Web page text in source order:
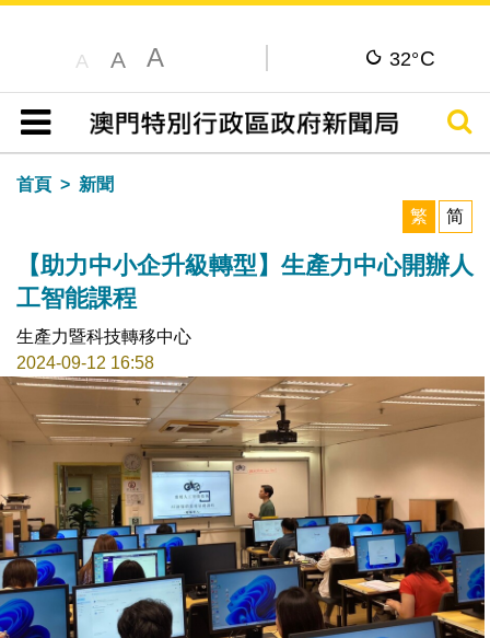
A A A 32°C
目錄
搜尋
首頁
新聞
繁
简
【助力中小企升級轉型】生產力中心開辦人
工智能課程
生產力暨科技轉移中心
2024-09-12 16:58